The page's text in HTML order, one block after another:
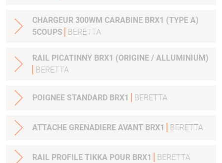
CHARGEUR 300WM CARABINE BRX1 (TYPE A)
5COUPS
BERETTA
RAIL PICATINNY BRX1 (ORIGINE / ALLUMINIUM)
BERETTA
POIGNEE STANDARD BRX1 BERETTA
ATTACHE GRENADIERE AVANT BRX1 BERETTA
RAIL PROFILE TIKKA POUR BRX1 BERETTA